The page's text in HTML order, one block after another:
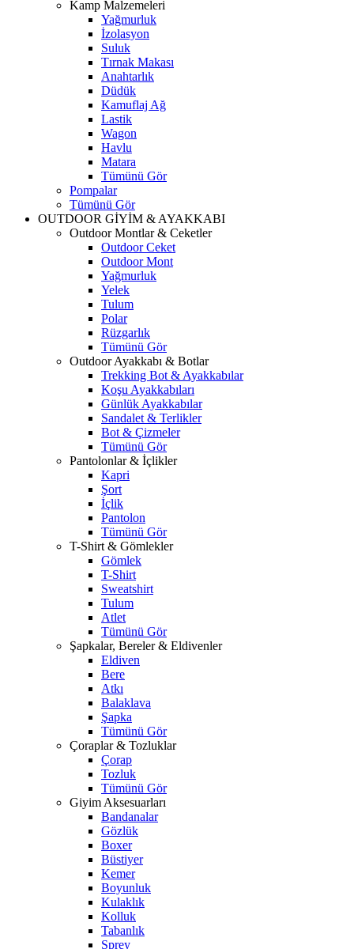
Kamp Malzemeleri
Yağmurluk
İzolasyon
Suluk
Tırnak Makası
Anahtarlık
Düdük
Kamuflaj Ağ
Lastik
Wagon
Havlu
Matara
Tümünü Gör
Pompalar
Tümünü Gör
OUTDOOR GİYİM & AYAKKABI
Outdoor Montlar & Ceketler
Outdoor Ceket
Outdoor Mont
Yağmurluk
Yelek
Tulum
Polar
Rüzgarlık
Tümünü Gör
Outdoor Ayakkabı & Botlar
Trekking Bot & Ayakkabılar
Koşu Ayakkabıları
Günlük Ayakkabılar
Sandalet & Terlikler
Bot & Çizmeler
Tümünü Gör
Pantolonlar & İçlikler
Kapri
Şort
İçlik
Pantolon
Tümünü Gör
T-Shirt & Gömlekler
Gömlek
T-Shirt
Sweatshirt
Tulum
Atlet
Tümünü Gör
Şapkalar, Bereler & Eldivenler
Eldiven
Bere
Atkı
Balaklava
Şapka
Tümünü Gör
Çoraplar & Tozluklar
Çorap
Tozluk
Tümünü Gör
Giyim Aksesuarları
Bandanalar
Gözlük
Boxer
Büstiyer
Kemer
Boyunluk
Kulaklık
Kolluk
Tabanlık
Sprey